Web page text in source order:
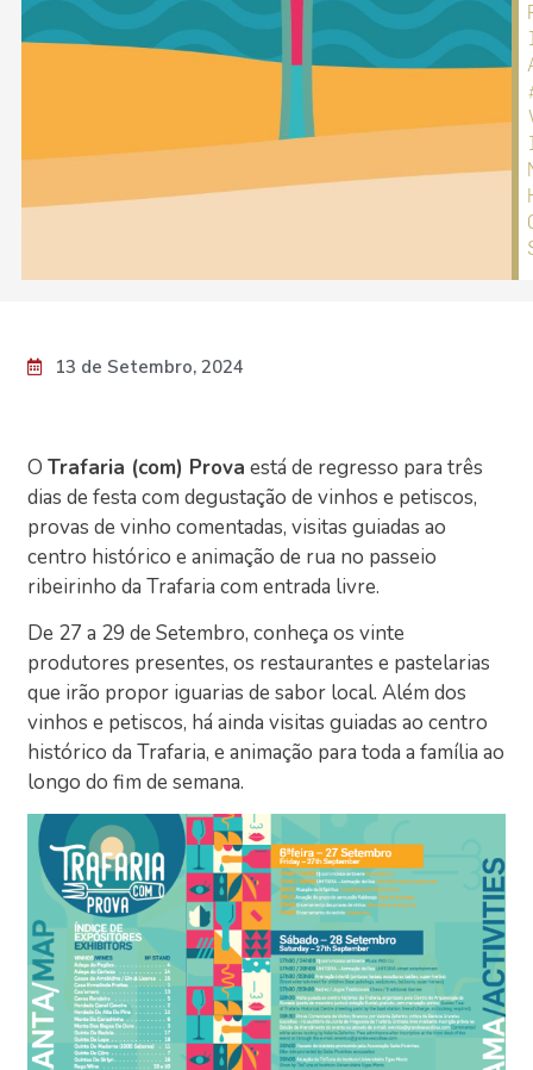
13 de Setembro, 2024
OTrafaria (com) Prova está de regresso para três
dias de festa com degustação de vinhos e petiscos,
provas de vinho comentadas, visitas guiadas ao
centro histórico e animação de rua no passeio
ribeirinho da Trafaria com entrada livre.
De 27 a 29 de Setembro, conheça os vinte
produtores presentes, os restaurantes e pastelarias
que irão propor iguarias de sabor local. Além dos
vinhos e petiscos, há ainda visitas guiadas ao centro
histórico da Trafaria, e animação para toda a família ao
longo do fim de semana.